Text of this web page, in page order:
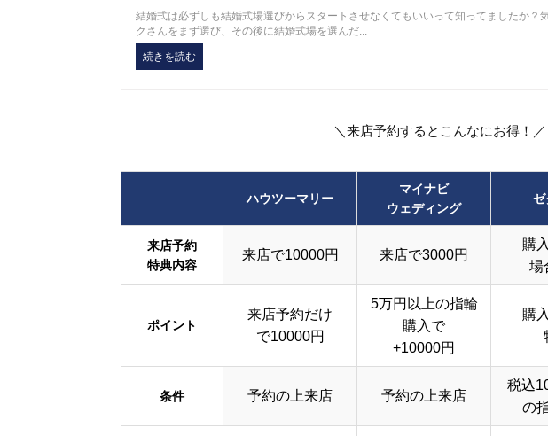
結婚式は必ずしも結婚式場選びからスタートさせなくてもいいって知ってましたか？
クさんをまず選び、その後に結婚式場を選んだ...
続きを読む
＼来店予約するとこんなにお得！／
ハウツーマリー
マイナビ
ウェディング
ゼ
来店予約
特典内容
来店で10000円 来店で3000円
購
場
ポイント
来店予約だけ
で10000円
5万円以上の指輪
購入で
+10000円
購
条件 予約の上来店 予約の上来店
税込
の